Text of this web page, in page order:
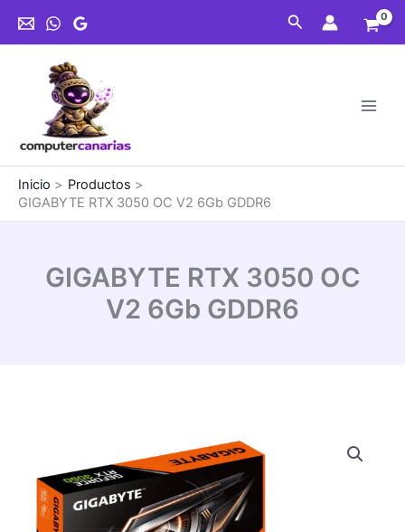
Buscar
Inicio
Productos
GIGABYTE RTX 3050 OC V2 6Gb GDDR6
GIGABYTE RTX 3050 OC
V2 6Gb GDDR6
OC
V2
GDDR6
cantidad